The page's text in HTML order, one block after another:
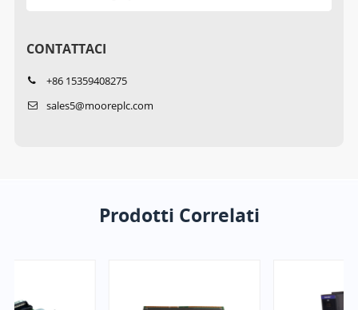
CONTATTACI
+86 15359408275
sales5@mooreplc.com
Prodotti Correlati